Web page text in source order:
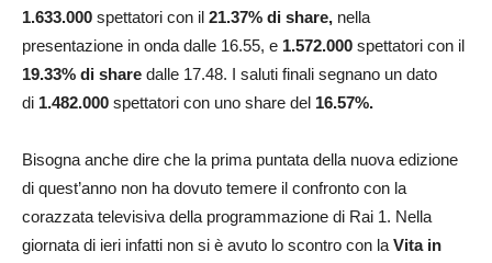
1.633.000 spettatori con il 21.37% di share, nella
presentazione in onda dalle 16.55, e 1.572.000 spettatori con il
19.33% di share dalle 17.48. I saluti finali segnano un dato
di 1.482.000 spettatori con uno share del 16.57%.
Bisogna anche dire che la prima puntata della nuova edizione
di quest’anno non ha dovuto temere il confronto con la
corazzata televisiva della programmazione di Rai 1. Nella
giornata di ieri infatti non si è avuto lo scontro con la Vita in